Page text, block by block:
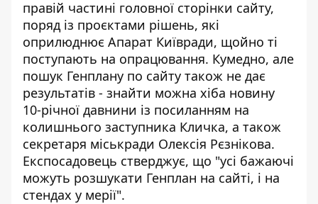
правій частині головної сторінки сайту,
поряд із проєктами рішень, які
оприлюднює Апарат Київради, щойно ті
поступають на опрацювання. Кумедно, але
пошук Генплану по сайту також не дає
результатів - знайти можна хіба новину
10-річної давнини із посиланням на
колишнього заступника Кличка, а також
секретаря міськради Олексія Рєзнікова.
Експосадовець стверджує, що "усі бажаючі
можуть розшукати Генплан на сайті, і на
стендах у мерії".